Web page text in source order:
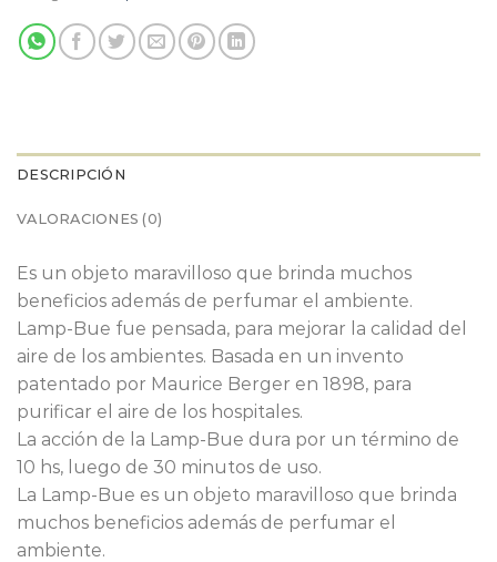
DESCRIPCIÓN
VALORACIONES (0)
Es un objeto maravilloso que brinda muchos
beneficios además de perfumar el ambiente.
Lamp-Bue fue pensada, para mejorar la calidad del
aire de los ambientes. Basada en un invento
patentado por Maurice Berger en 1898, para
purificar el aire de los hospitales.
La acción de la Lamp-Bue dura por un término de
10 hs, luego de 30 minutos de uso.
La Lamp-Bue es un objeto maravilloso que brinda
muchos beneficios además de perfumar el
ambiente.